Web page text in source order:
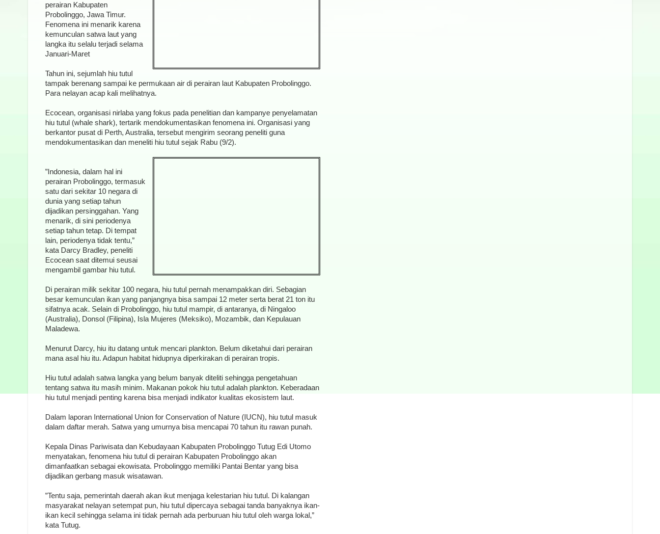
perairan Kabupaten
Probolinggo, Jawa Timur.
Fenomena ini menarik karena
kemunculan satwa laut yang
langka itu selalu terjadi selama
Januari-Maret
Tahun ini, sejumlah hiu tutul
tampak berenang sampai ke permukaan air di perairan laut Kabupaten Probolinggo.
Para nelayan acap kali melihatnya.
Ecocean, organisasi nirlaba yang fokus pada penelitian dan kampanye penyelamatan
hiu tutul (whale shark), tertarik mendokumentasikan fenomena ini. Organisasi yang
berkantor pusat di Perth, Australia, tersebut mengirim seorang peneliti guna
mendokumentasikan dan meneliti hiu tutul sejak Rabu (9/2).
”Indonesia, dalam hal ini
perairan Probolinggo, termasuk
satu dari sekitar 10 negara di
dunia yang setiap tahun
dijadikan persinggahan. Yang
menarik, di sini periodenya
setiap tahun tetap. Di tempat
lain, periodenya tidak tentu,”
kata Darcy Bradley, peneliti
Ecocean saat ditemui seusai
mengambil gambar hiu tutul.
Di perairan milik sekitar 100 negara, hiu tutul pernah menampakkan diri. Sebagian
besar kemunculan ikan yang panjangnya bisa sampai 12 meter serta berat 21 ton itu
sifatnya acak. Selain di Probolinggo, hiu tutul mampir, di antaranya, di Ningaloo
(Australia), Donsol (Filipina), Isla Mujeres (Meksiko), Mozambik, dan Kepulauan
Maladewa.
Menurut Darcy, hiu itu datang untuk mencari plankton. Belum diketahui dari perairan
mana asal hiu itu. Adapun habitat hidupnya diperkirakan di perairan tropis.
Hiu tutul adalah satwa langka yang belum banyak diteliti sehingga pengetahuan
tentang satwa itu masih minim. Makanan pokok hiu tutul adalah plankton. Keberadaan
hiu tutul menjadi penting karena bisa menjadi indikator kualitas ekosistem laut.
Dalam laporan International Union for Conservation of Nature (IUCN), hiu tutul masuk
dalam daftar merah. Satwa yang umurnya bisa mencapai 70 tahun itu rawan punah.
Kepala Dinas Pariwisata dan Kebudayaan Kabupaten Probolinggo Tutug Edi Utomo
menyatakan, fenomena hiu tutul di perairan Kabupaten Probolinggo akan
dimanfaatkan sebagai ekowisata. Probolinggo memiliki Pantai Bentar yang bisa
dijadikan gerbang masuk wisatawan.
”Tentu saja, pemerintah daerah akan ikut menjaga kelestarian hiu tutul. Di kalangan
masyarakat nelayan setempat pun, hiu tutul dipercaya sebagai tanda banyaknya ikan-
ikan kecil sehingga selama ini tidak pernah ada perburuan hiu tutul oleh warga lokal,”
kata Tutug.